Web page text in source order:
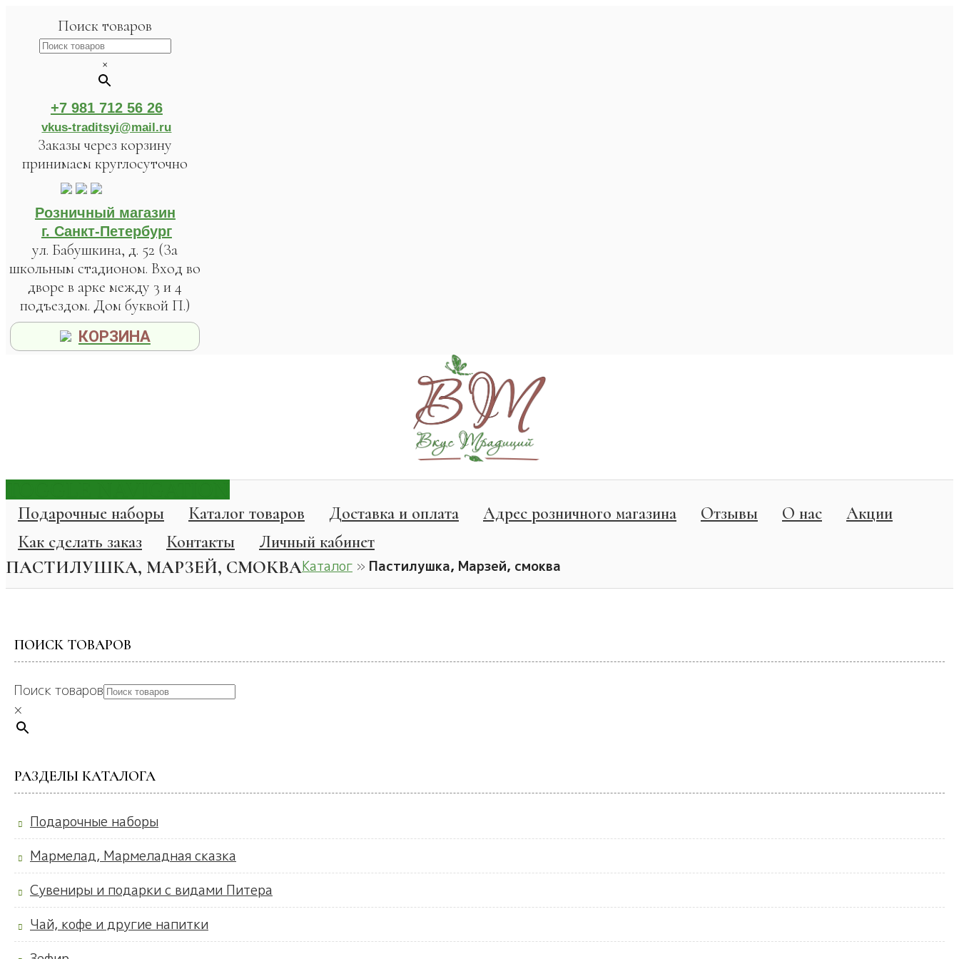
Поиск товаров
×
+7 981 712 56 26
vkus-traditsyi@mail.ru
Заказы через корзину
принимаем круглосуточно
Розничный магазин
г. Санкт-Петербург
ул. Бабушкина, д. 52 (За
школьным стадионом. Вход во
дворе в арке между 3 и 4
подъездом. Дом буквой П.)
КОРЗИНА
Подарочные наборы Каталог товаров Доставка и оплата Адрес розничного магазина Отзывы О нас
Акции
Как сделать заказ
Контакты Личный кабинет
ПАСТИЛУШКА, МАРЗЕЙ, СМОКВАКаталог » Пастилушка, Марзей, смоква
ПОИСК ТОВАРОВ
Поиск товаров
×
РАЗДЕЛЫ КАТАЛОГА
Подарочные наборы
Мармелад, Мармеладная сказка
Сувениры и подарки с видами Питера
Чай, кофе и другие напитки